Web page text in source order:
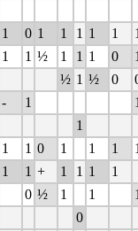
1 0 1 1 1 1 1
1 1 ½ 1 1 1 0
½ 1 ½ 0
- 1
1
1 1 0 1 1 1
1 1 + 1 1 1
1
0 ½ 1 1
0